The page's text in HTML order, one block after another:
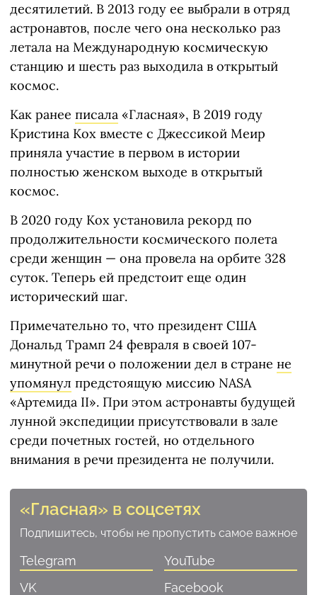
десятилетий. В 2013 году ее выбрали в отряд
астронавтов, после чего она несколько раз
летала на Международную космическую
станцию и шесть раз выходила в открытый
космос.
Как ранее писала «Гласная», В 2019 году
Кристина Кох вместе с Джессикой Меир
приняла участие в первом в истории
полностью женском выходе в открытый
космос.
В 2020 году Кох установила рекорд по
продолжительности космического полета
среди женщин — она провела на орбите 328
суток. Теперь ей предстоит еще один
исторический шаг.
Примечательно то, что президент США
Дональд Трамп 24 февраля в своей 107-
минутной речи о положении дел в стране не
упомянул предстоящую миссию NASA
«Артемида II». При этом астронавты будущей
лунной экспедиции присутствовали в зале
среди почетных гостей, но отдельного
внимания в речи президента не получили.
«Гласная» в соцсетях
Подпишитесь, чтобы не пропустить самое важное
Telegram
YouTube
VK
Facebook